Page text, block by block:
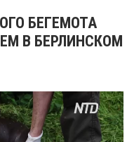
БЕГЕМОТА
В БЕРЛИНСКОМ